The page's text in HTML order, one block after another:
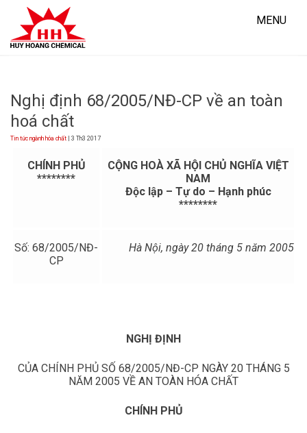
content
MENU
Nghị định 68/2005/NĐ-CP về an toàn
hoá chất
Tin tức ngành hóa chất | 3 Th3 2017
CHÍNH PHỦ
********
CỘNG HOÀ XÃ HỘI CHỦ NGHĨA VIỆT
NAM
Độc lập – Tự do – Hạnh phúc
********
Số: 68/2005/NĐ-
CP
Hà Nội, ngày 20 tháng 5 năm 2005
NGHỊ ĐỊNH
CỦA CHÍNH PHỦ SỐ 68/2005/NĐ-CP NGÀY 20 THÁNG 5
NĂM 2005 VỀ AN TOÀN HÓA CHẤT
CHÍNH PHỦ